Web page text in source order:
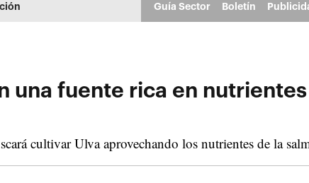
Guía Sector Boletín
una fuente rica en nutrientes
cultivar Ulva aprovechando los nutrientes de la